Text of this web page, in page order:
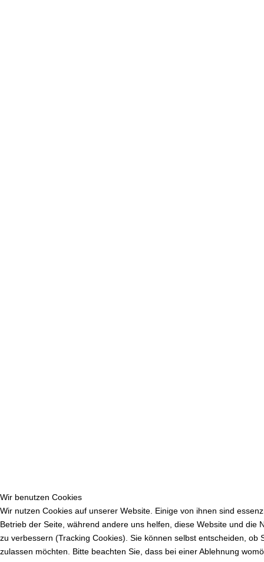
Wir benutzen Cookies
Wir nutzen Cookies auf unserer Website. Einige von ihnen sind
Betrieb der Seite, während andere uns helfen, diese Website und die
zu verbessern (Tracking Cookies). Sie können selbst entscheiden, ob
zulassen möchten. Bitte beachten Sie, dass bei einer Ablehnung